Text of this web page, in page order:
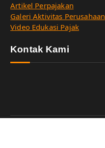
Artikel Perpajakan
Galeri Aktivitas Perusahaan
Video Edukasi Pajak
Kontak Kami